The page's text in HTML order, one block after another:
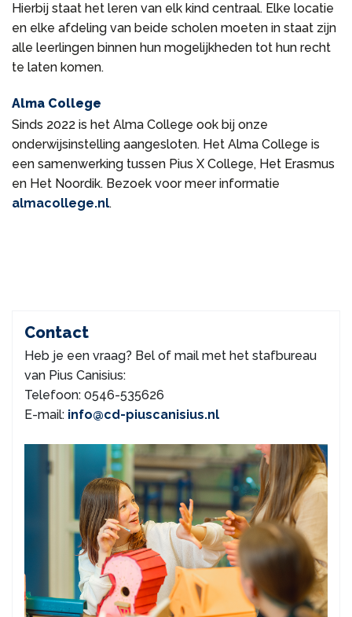
Hierbij staat het leren van elk kind centraal. Elke locatie
en elke afdeling van beide scholen moeten in staat zijn
alle leerlingen binnen hun mogelijkheden tot hun recht
te laten komen.
Alma College
Sinds 2022 is het Alma College ook bij onze
onderwijsinstelling aangesloten. Het Alma College is
een samenwerking tussen Pius X College, Het Erasmus
en Het Noordik. Bezoek voor meer informatie
almacollege.nl.
Contact
Heb je een vraag? Bel of mail met het stafbureau
van Pius Canisius:
Telefoon: 0546-535626
E-mail: info@cd-piuscanisius.nl